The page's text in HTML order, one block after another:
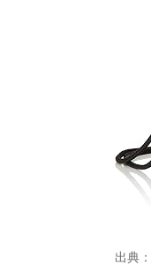
出典：